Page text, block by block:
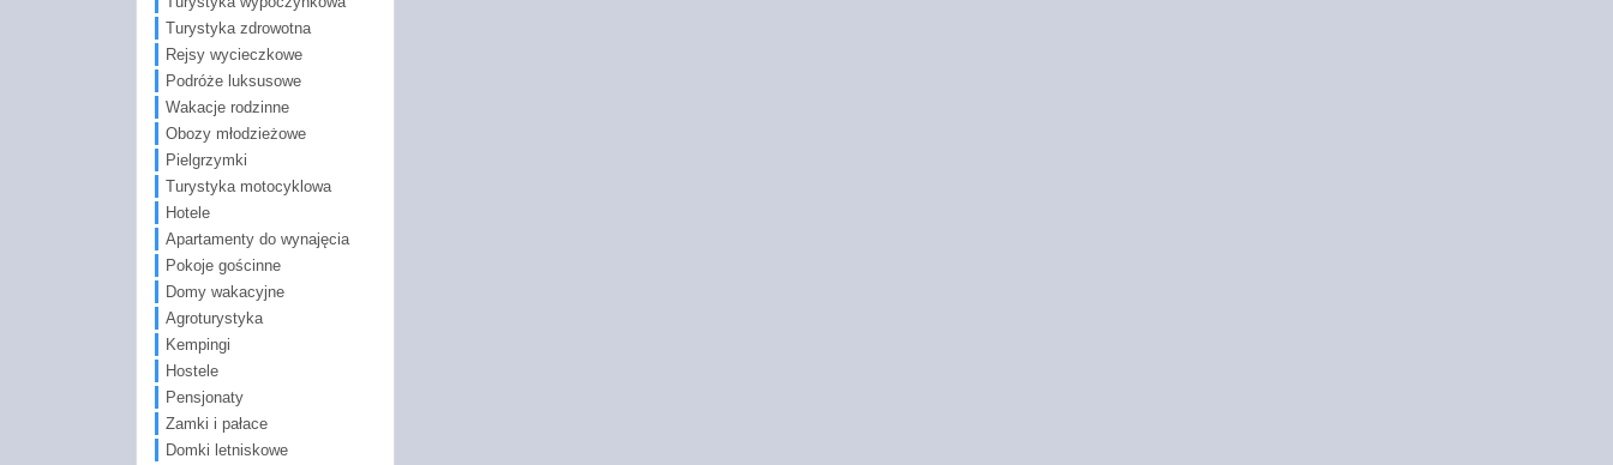
Turystyka zdrowotna
Rejsy wycieczkowe
Podróże luksusowe
Wakacje rodzinne
Obozy młodzieżowe
Pielgrzymki
Turystyka motocyklowa
Hotele
Apartamenty do wynajęcia
Pokoje gościnne
Domy wakacyjne
Agroturystyka
Kempingi
Hostele
Pensjonaty
Zamki i pałace
Domki letniskowe